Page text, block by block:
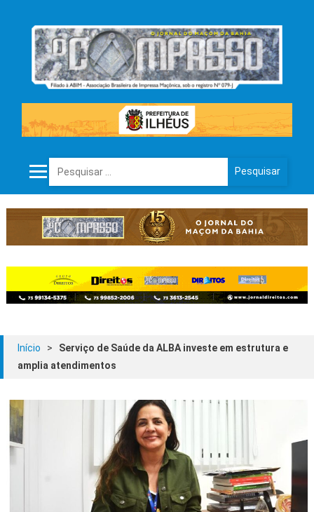
Pesquisar por:
Início >
Serviço de Saúde da ALBA investe em estrutura e
amplia atendimentos